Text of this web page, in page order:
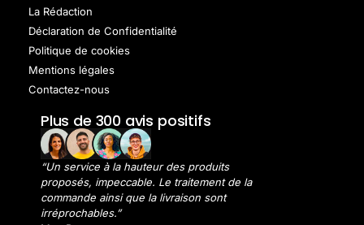
La Rédaction
Déclaration de Confidentialité
Politique de cookies
Mentions légales
Contactez-nous
Plus de 300 avis positifs
“Un service à la hauteur des produits
proposés, impeccable. Le traitement de la
commande ainsi que la livraison sont
irréprochables.”